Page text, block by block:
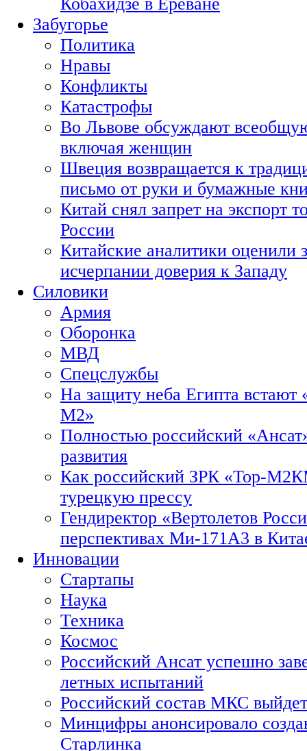
Забугорье
Политика
Нравы
Конфликты
Катастрофы
Во Львове обсуждают
включая женщин
Швеция возвращается к
письмо от руки и бумажные
Китай снял запрет на экспорт
России
Китайские аналитики оценили
исчерпании доверия к Западу
Силовики
Армия
Оборонка
МВД
Спецслужбы
На защиту неба Египта встают
М2»
Полностью российский
развития
Как российский ЗРК «Тор-
турецкую прессу
Гендиректор «Вертолетов
перспективах Ми-171А3 в
Инновации
Стартапы
Наука
Техника
Космос
Российский Ансат успешно
летных испытаний
Российский состав МКС
Минцифры анонсировало
Старлинка